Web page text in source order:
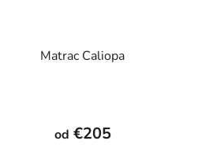
Matrac Caliopa
hodnotenie
od €205